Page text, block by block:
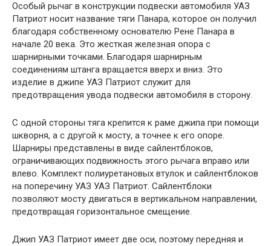
Особый рычаг в конструкции подвески автомобиля УАЗ
Патриот носит название тяги Панара, которое он получил
благодаря собственному основателю Рене Панара в
начале 20 века. Это жесткая железная опора с
шарнирными точками. Благодаря шарнирным
соединениям штанга вращается вверх и вниз. Это
изделие в джипе УАЗ Патриот служит для
предотвращения увода подвески автомобиля в сторону.
С одной стороны тяга крепится к раме джипа при помощи
шкворня, а с другой к мосту, а точнее к его опоре.
Шарниры представлены в виде сайлентблоков,
ограничивающих подвижность этого рычага вправо или
влево. Комплект полиуретановых втулок и сайлентблоков
на поперечину УАЗ УАЗ Патриот. Сайлентблоки
позволяют мосту двигаться в вертикальном направлении,
предотвращая горизонтальное смещение.
Джип УАЗ Патриот имеет две оси, поэтому передняя и